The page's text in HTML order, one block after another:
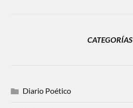
CATEGORÍAS
Diario Poético